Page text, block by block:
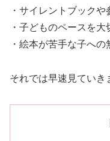
・サイレントブック
・子どものペースを
・絵本が苦手な子へ
それでは早速見ていき